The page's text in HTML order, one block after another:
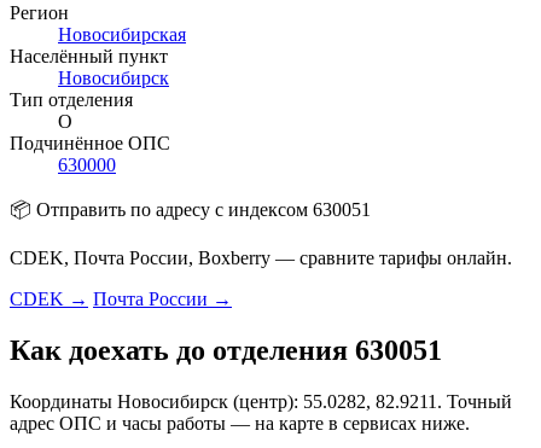
Регион
Новосибирская
Населённый пункт
Новосибирск
Тип отделения
О
Подчинённое ОПС
630000
📦 Отправить по адресу с индексом 630051
CDEK, Почта России, Boxberry — сравните тарифы онлайн.
CDEK → Почта России →
Как доехать до отделения 630051
Координаты Новосибирск (центр): 55.0282, 82.9211. Точный
адрес ОПС и часы работы — на карте в сервисах ниже.